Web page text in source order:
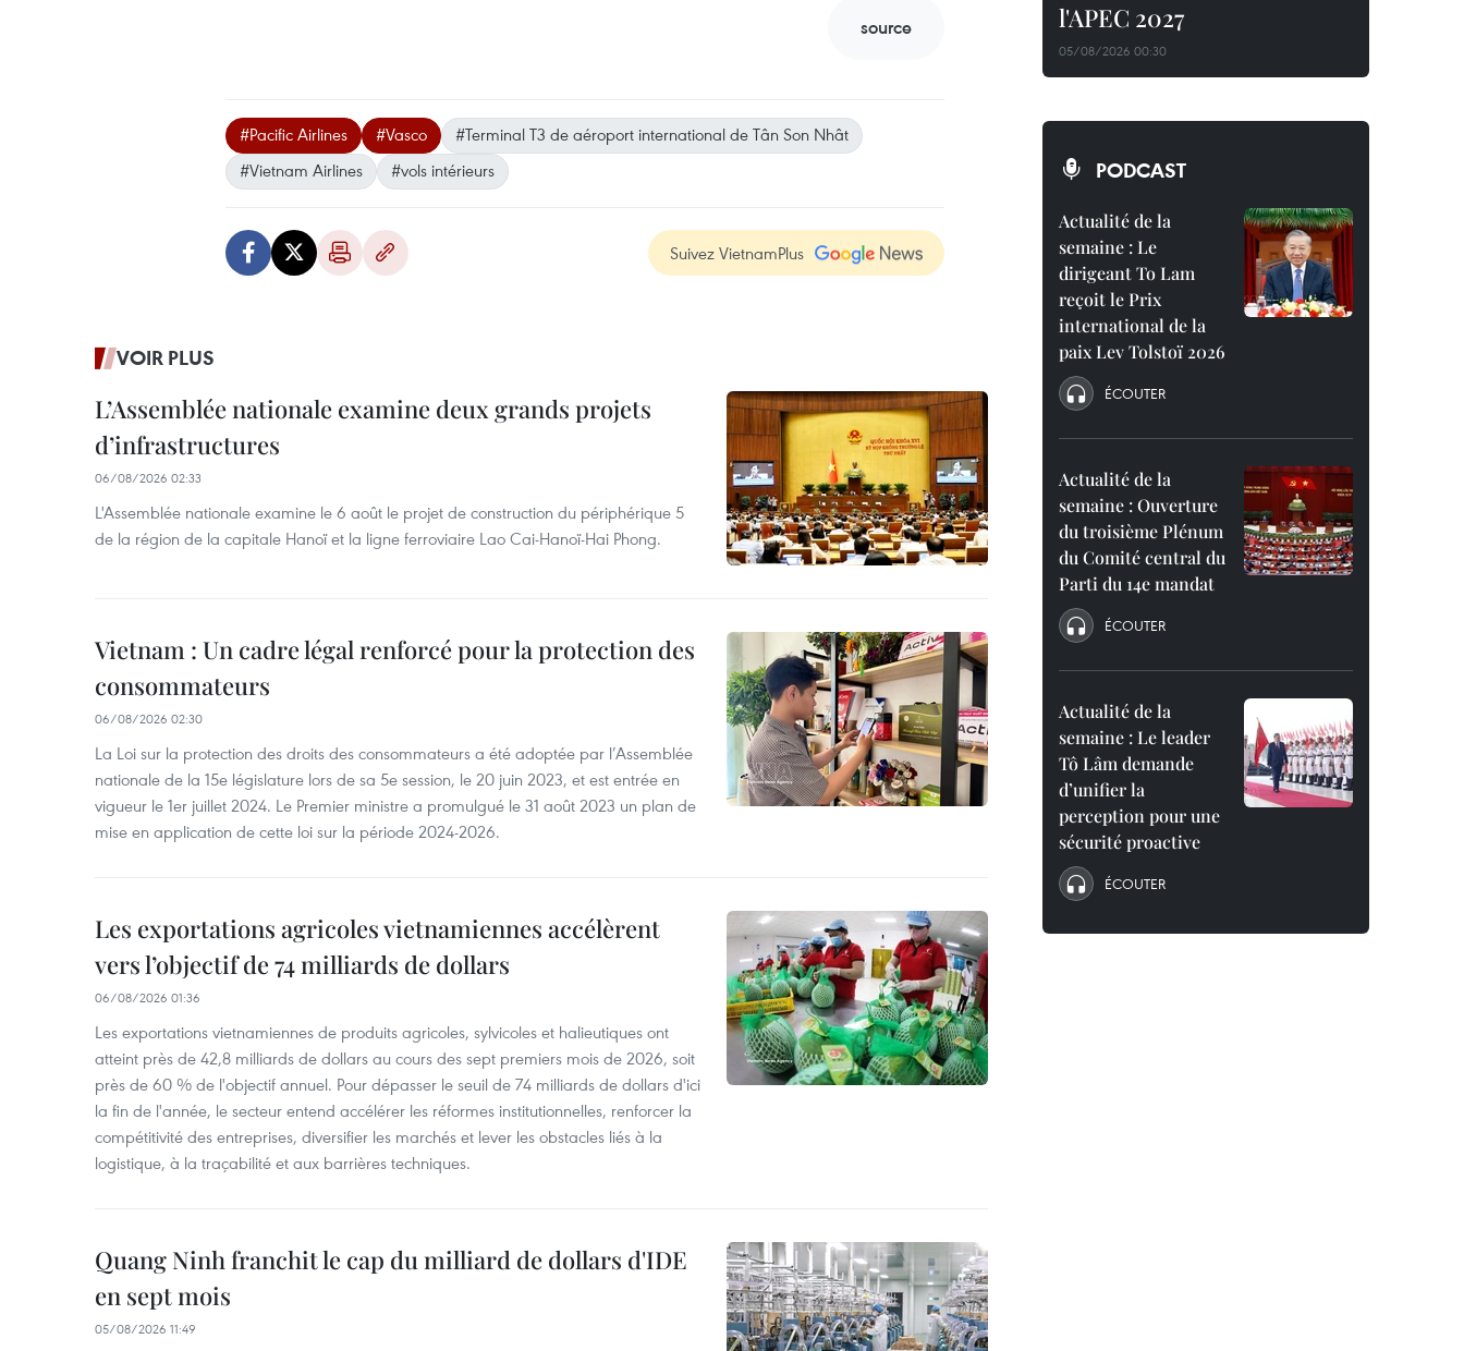
source
#Pacific Airlines #Vasco
#Terminal T3 de aéroport international de Tân Son Nhât
#Vietnam Airlines
#vols intérieurs
Suivez VietnamPlus
VOIR PLUS
L’Assemblée nationale examine deux grands projets
d’infrastructures
06/08/2026 02:33
L'Assemblée nationale examine le 6 août le projet de construction du périphérique 5
de la région de la capitale Hanoï et la ligne ferroviaire Lao Cai-Hanoï-Hai Phong.
Vietnam : Un cadre légal renforcé pour la protection des
consommateurs
06/08/2026 02:30
La Loi sur la protection des droits des consommateurs a été adoptée par l’Assemblée
nationale de la 15e législature lors de sa 5e session, le 20 juin 2023, et est entrée en
vigueur le 1er juillet 2024. Le Premier ministre a promulgué le 31 août 2023 un plan de
mise en application de cette loi sur la période 2024-2026.
Les exportations agricoles vietnamiennes accélèrent
vers l’objectif de 74 milliards de dollars
06/08/2026 01:36
Les exportations vietnamiennes de produits agricoles, sylvicoles et halieutiques ont
atteint près de 42,8 milliards de dollars au cours des sept premiers mois de 2026, soit
près de 60 % de l'objectif annuel. Pour dépasser le seuil de 74 milliards de dollars d'ici
la fin de l'année, le secteur entend accélérer les réformes institutionnelles, renforcer la
compétitivité des entreprises, diversifier les marchés et lever les obstacles liés à la
logistique, à la traçabilité et aux barrières techniques.
Quang Ninh franchit le cap du milliard de dollars d'IDE
en sept mois
05/08/2026 11:49
l'APEC 2027
05/08/2026 00:30
PODCAST
Actualité de la
semaine : Le
dirigeant To Lam
reçoit le Prix
international de la
paix Lev Tolstoï 2026
ÉCOUTER
Actualité de la
semaine : Ouverture
du troisième Plénum
du Comité central du
Parti du 14e mandat
ÉCOUTER
Actualité de la
semaine : Le leader
Tô Lâm demande
d’unifier la
perception pour une
sécurité proactive
ÉCOUTER